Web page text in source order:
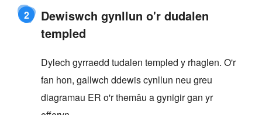
2
Dewiswch gynllun o'r dudalen
templed
Dylech gyrraedd tudalen templed y rhaglen. O'r
fan hon, gallwch ddewis cynllun neu greu
diagramau ER o'r themâu a gynigir gan yr